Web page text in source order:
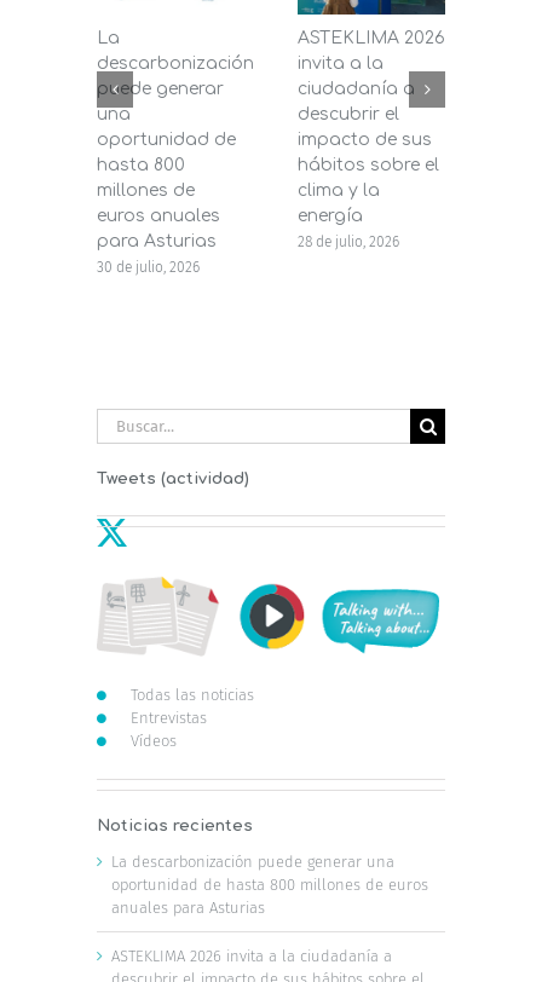
La
descarbonización
puede generar
una
oportunidad de
hasta 800
millones de
euros anuales
para Asturias
30 de julio, 2026
ASTEKLIMA 2026
invita a la
ciudadanía a
descubrir el
impacto de sus
hábitos sobre el
clima y la
energía
28 de julio, 2026
Buscar:
Tweets (actividad)
Todas las noticias
Entrevistas
Vídeos
Noticias recientes
La descarbonización puede generar una
oportunidad de hasta 800 millones de euros
anuales para Asturias
ASTEKLIMA 2026 invita a la ciudadanía a